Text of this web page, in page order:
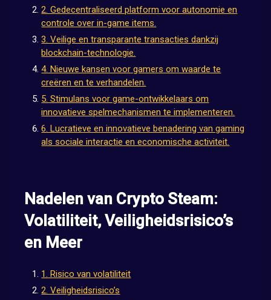
2. Gedecentraliseerd platform voor autonomie en
controle over in-game items.
3. Veilige en transparante transacties dankzij
blockchain-technologie.
4. Nieuwe kansen voor gamers om waarde te
creëren en te verhandelen.
5. Stimulans voor game-ontwikkelaars om
innovatieve spelmechanismen te implementeren.
6. Lucratieve en innovatieve benadering van gaming
als sociale interactie en economische activiteit.
Nadelen van Crypto Steam:
Volatiliteit, Veiligheidsrisico’s
en Meer
1. Risico van volatiliteit
2. Veiligheidsrisico’s